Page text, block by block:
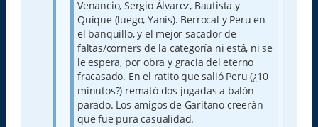
Venancio, Sergio Álvarez, Bautista y
Quique (luego, Yanis). Berrocal y Peru en
el banquillo, y el mejor sacador de
faltas/corners de la categoría ni está, ni se
le espera, por obra y gracia del eterno
fracasado. En el ratito que salió Peru (¿10
minutos?) remató dos jugadas a balón
parado. Los amigos de Garitano creerán
que fue pura casualidad.